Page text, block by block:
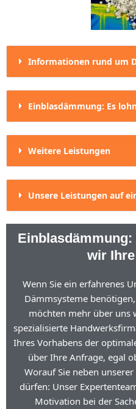
Informationen rund um
Einblasdämmung: Es
Weitere Leistungen
Unsere Leistungen auf
wir
Wenn Sie ein erfahrenes
Dämmsysteme
möchten mehr über uns
spezialisierte
Ihres Vorhabens der
über Ihre Anfrage, egal
Worauf Sie neben
dürfen: Unser
Motivation bei der